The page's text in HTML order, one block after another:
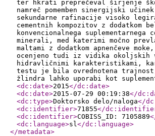
ter hkrati preprečeval širjenje
namreč pomemben sinergijski
sekundarne rafinacije visoko
cementnih kompozitov z
konvencionalnega
minerali, med katerimi močno
maltami z dodatkom apnenčeve
ocenjeno tudi iz vidika okoljskih
hidravličnimi karakteristikami, kar
testu je bila ovrednotena
žlindra lahko uporabi kot
<dc:date>2015</dc:date>
<dc:date>2015-07-29 00:19:38</
<dc:type>Doktorsko delo/naloga</
<dc:identifier>71855</
<dc:identifier>COBISS_ID: 7105889
<dc:language>sl</dc:language>
</metadata>